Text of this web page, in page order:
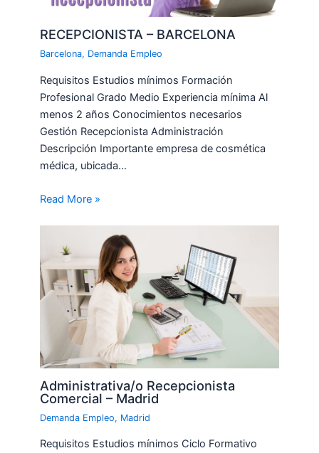
RECEPCIONISTA – BARCELONA
Barcelona, Demanda Empleo
Requisitos Estudios mínimos Formación
Profesional Grado Medio Experiencia mínima Al
menos 2 años Conocimientos necesarios
Gestión Recepcionista Administración
Descripción Importante empresa de cosmética
médica, ubicada…
Read More »
Administrativa/o Recepcionista
Comercial – Madrid
Demanda Empleo, Madrid
Requisitos Estudios mínimos Ciclo Formativo